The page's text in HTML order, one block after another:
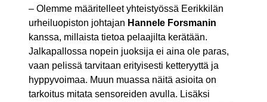
– Olemme määritelleet yhteistyössä Eerikkilän
urheiluopiston johtajan Hannele Forsmanin
kanssa, millaista tietoa pelaajilta kerätään.
Jalkapallossa nopein juoksija ei aina ole paras,
vaan pelissä tarvitaan erityisesti ketteryyttä ja
hyppyvoimaa. Muun muassa näitä asioita on
tarkoitus mitata sensoreiden avulla. Lisäksi